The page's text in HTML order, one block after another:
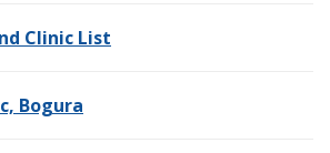
Clinic List
Bogura